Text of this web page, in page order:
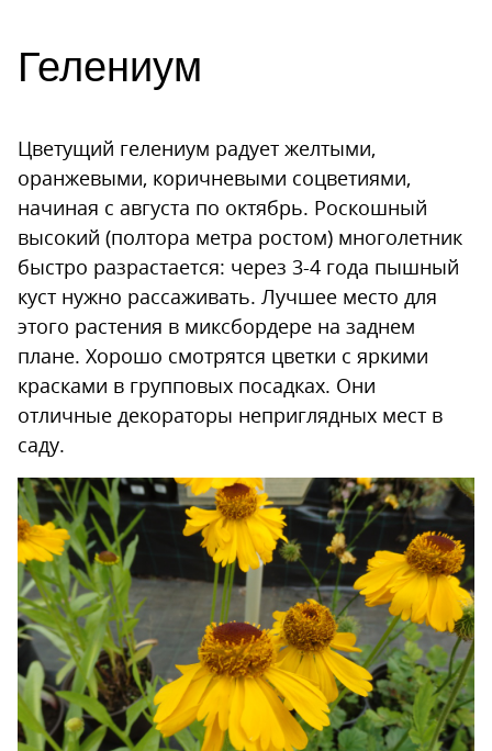
Гелениум
Цветущий гелениум радует желтыми,
оранжевыми, коричневыми соцветиями,
начиная с августа по октябрь. Роскошный
высокий (полтора метра ростом) многолетник
быстро разрастается: через 3-4 года пышный
куст нужно рассаживать. Лучшее место для
этого растения в миксбордере на заднем
плане. Хорошо смотрятся цветки с яркими
красками в групповых посадках. Они
отличные декораторы неприглядных мест в
саду.